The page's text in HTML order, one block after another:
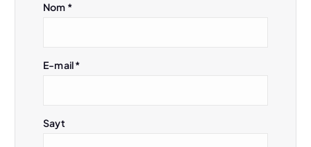
Nom *
E-mail*
Sayt